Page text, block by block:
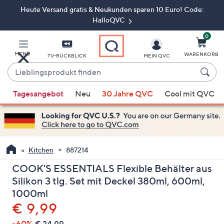
ZumHeute Versand gratis & Neukunden sparen 10 Euro! Code:
HalloQVC
MENÜ TV-RÜCKBLICK
Lieblingsprodukt
finden
Vorschläge
verfügbar
sind,
verwenden
Sie
die
Pfeiltasten
nach
oben
und
nach
MEIN QVC
0
WARENKORB
Tagesangebot Neu 30 Jahre QVC Cool mit QVC
Kitchen 887214
COOK'S ESSENTIALS Flexible Behälter aus
Silikon 3 tlg. Set mit Deckel 380ml, 600ml,
1000ml
Gelöscht
€ 9,99